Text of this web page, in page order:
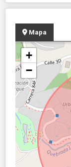
Mapa
+
−